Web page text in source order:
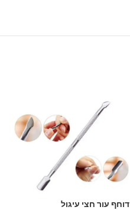
דוחף עור חצי עיגול